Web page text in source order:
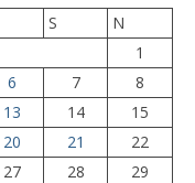
S
N
1
6 7
8
13 14
15
20 21
22
27 28
29